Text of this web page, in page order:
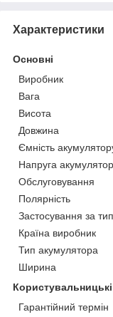
Характеристики
Основні
Виробник
Вага
Висота
Довжина
Ємність
Напруга
Обслуговування
Полярність
Застосування за
Країна виробник
Тип акумулятора
Ширина
Гарантійний термін